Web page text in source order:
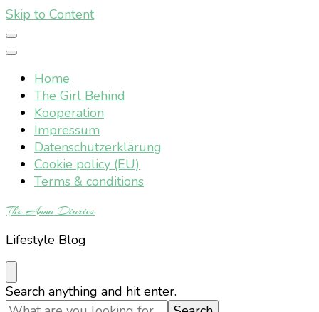
Skip to Content
Home
The Girl Behind
Kooperation
Impressum
Datenschutzerklärung
Cookie policy (EU)
Terms & conditions
The Anna Diaries
Lifestyle Blog
Looking
for
Search anything and hit enter.